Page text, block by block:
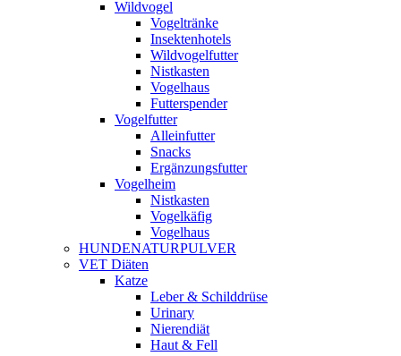
Wildvogel
Vogeltränke
Insektenhotels
Wildvogelfutter
Nistkasten
Vogelhaus
Futterspender
Vogelfutter
Alleinfutter
Snacks
Ergänzungsfutter
Vogelheim
Nistkasten
Vogelkäfig
Vogelhaus
HUNDENATURPULVER
VET Diäten
Katze
Leber & Schilddrüse
Urinary
Nierendiät
Haut & Fell